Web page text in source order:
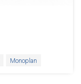
Monoplan